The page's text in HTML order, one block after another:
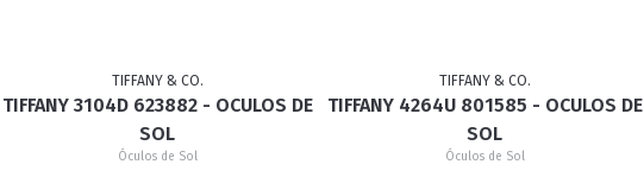
TIFFANY & CO.
TIFFANY 3104D 623882 - OCULOS DE
SOL
Óculos de Sol
TIFFANY & CO.
TIFFANY 4264U 801585 - OCULOS DE
SOL
Óculos de Sol